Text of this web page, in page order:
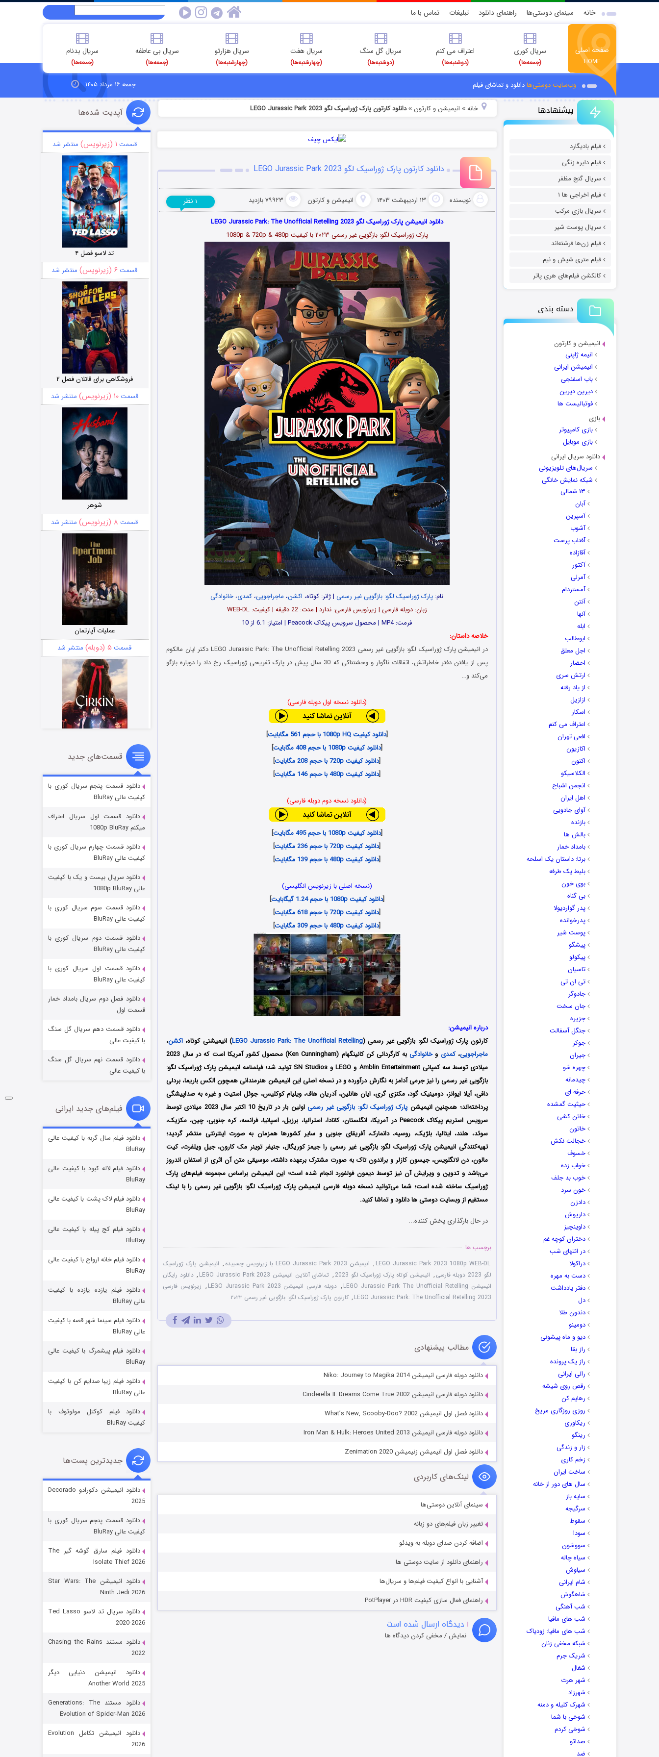
خانه سینمای دوستی‌ها راهنمای دانلود تبلیغات تماس با ما
صفحه اصلی
HOME
سریال کوری
(جمعه‌ها)
اعتراف می کنم
(دوشنبه‌ها)
سریال گل سنگ
(دوشنبه‌ها)
سریال هفت
(چهارشنبه‌ها)
سریال هزارتو
(چهارشنبه‌ها)
سریال بی عاطفه
(جمعه‌ها)
سریال بدنام
(جمعه‌ها)
وب‌سایت دوستی‌هادانلود و تماشای فیلم جمعه ۱۶ مرداد ۱۴۰۵
پیشنهادها
فیلم بادیگارد
فیلم دایره زنگی
سریال گنج مظفر
فیلم اخراجی ها ۱
سریال بازی مرکب
سریال پوست شیر
فیلم زن‌ها فرشته‌اند
فیلم متری شیش و نیم
کالکشن فیلم‌های هری پاتر
دسته بندی
انیمیشن و کارتون
انیمه ژاپنی
انیمیشن ایرانی
باب اسفنجی
دیرین دیرین
فوتبالیست ها
بازی
بازی کامپیوتر
بازی موبایل
دانلود سریال ایرانی
سریال‌های تلویزیونی
شبکه نمایش خانگی
۱۳ شمالی
آبان
آسپرین
آشوب
آفتاب پرست
آقازاده
آکتور
آمرلی
آمستردام
آنتن
آنها
ابله
ابوطالب
اجل معلق
احضار
ارتش سری
از یاد رفته
ازازیل
اسکار
اعتراف می کنم
افعی تهران
اکازیون
اکنون
الکلاسیکو
انجمن اشباح
اهل ایران
آوای جادویی
بازنده
بالش ها
بامداد خمار
برتا: داستان یک اسلحه
بلیط یک‌‌ طرفه
بوی خون
بی گناه
پدر گواردیولا
پدرخوانده
پوست شیر
پیشگو
پیکولو
تاسیان
تی ان تی
جادوگر
جان سخت
جزیره
جنگل آسفالت
جوکر
جیران
چهره شو
چیدمانه
حرفه ای
حیثیت گمشده
خائن کشی
خاتون
خجالت نکش
خسوف
خواب زده
خوب بد جلف
خون سرد
دادزن
داریوش
داوینچیز
دختران کوچه غم
در انتهای شب
دراکولا
دست به مهره
دفتر یادداشت
دل
دندون طلا
دومینو
دیو و ماه پیشونی
راز بقا
راز یک پرونده
رالی ایرانی
رقص روی شیشه
رهایم کن
روزی روزگاری مریخ
ریکاوری
رینگو
زار و زندگی
زخم کاری
ساخت ایران
سال های دور از خانه
سایه باز
سرگیجه
سقوط
سودا
سووشون
سیاه چاله
سیاوش
شام ایرانی
شاهگوش
شب آهنگی
شب های مافیا
شب های مافیا: زودیاک
شبکه مخفی زنان
شریک جرم
شغال
شهر هرت
شهرزاد
شهرک کلیله و دمنه
شوخی با شما
شوخی کردم
صداتو
ضد
خانه» انیمیشن و کارتون »دانلود کارتون پارک ژوراسیک لگو LEGO Jurassic Park 2023
دانلود کارتون پارک ژوراسیک لگو LEGO Jurassic Park 2023
نویسنده ۱۳ اردیبهشت ۱۴۰۳ انیمیشن و کارتون ۷۹۹۲۳ بازدید ۱ نظر
دانلود انیمیشن پارک ژوراسیک لگو LEGO Jurassic Park: The Unofficial Retelling 2023
پارک ژوراسیک لگو: بازگویی غیر رسمی ۲۰۲۳
با کیفیت 1080p & 720p & 480p
نام: پارک ژوراسیک لگو: بازگویی غیر رسمی | ژانر: کوتاه، اکشن، ماجراجویی، کمدی، خانوادگی
زبان: دوبله فارسی | زیرنویس فارسی: ندارد | مدت‌‌: 22 دقیقه | کیفیت: WEB-DL
فرمت: MP4 | محصول سرویس پیکاک Peacock | امتیاز: 6.1 از 10
خلاصه داستان:
در انیمیشنپارک ژوراسیک لگو: بازگویی غیر رسمی
LEGO Jurassic Park: The Unofficial Retelling 2023 دکتر ایان مالکوم
پس از یافتن دفتر خاطراتش، اتفاقات ناگوار و وحشتناکی که 30 سال پیش در پارک تفریحی ژوراسیک رخ داد را دوباره بازگو
می‌کند و…
(دانلود نسخه اول دوبله فارسی)
[دانلود کیفیت 1080p HQ با حجم 561 مگابایت
]
[دانلود کیفیت 1080p با حجم 408 مگابایت
]
[دانلود کیفیت 720p با حجم 208 مگابایت
]
[دانلود کیفیت 480p با حجم 146 مگابایت ]
(دانلود نسخه دوم دوبله فارسی)
[دانلود کیفیت 1080p با حجم 495 مگابایت
]
[دانلود کیفیت 720p با حجم 236 مگابایت
]
[دانلود کیفیت 480p با حجم 139 مگابایت ]
(نسخه اصلی با زیرنویس انگلیسی)
[دانلود کیفیت 1080p با حجم 1.24 گیگابایت
]
[دانلود کیفیت 720p با حجم 618 مگابایت
]
[دانلود کیفیت 480p با حجم 309 مگابایت ]
درباره انیمیشن:
کارتون پارک ژوراسیک لگو: بازگویی غیر رسمی(
LEGO Jurassic Park: The Unofficial Retelling) انیمیشنی کوتاه،اکشن،
ماجراجویی،کمدی وخانوادگی
به کارگردانی کن کانینگهام (Ken Cunningham) محصول کشور آمریکا است که در سال 2023
میلادی توسط سه کمپانی‌ Amblin Entertainment و LEGO و SN Studios تولید شد؛ فیلمنامه انیمیشن پارک ژوراسیک لگو:
بازگویی غیر رسمی را نیز جرمی آدامز به نگارش درآورده‌ و در نسخه اصلی این انیمیشن هنرمندانی همچون الکس باریما، بردلی
دافی، آیلا ایوانز، دومینیک گود، مکنزی گری، ایان هانلین، آدریان هاف، ویلیام کوکلیس، جوئل استیت و غیره به صداپیشگی
پرداخته‌اند؛ همچنین انیمیشن پارک ژوراسیک لگو: بازگویی غیر رسمی
اولین بار در تاریخ 10 اکتبر سال 2023 میلادی توسط
سرویس استریم پیکاک Peacock در آمریکا، انگلستان، کانادا، استرالیا، برزیل، اسپانیا، فرانسه، کره جنوبی، چین، مکزیک،
سوئد، هلند، ایتالیا، بلژیک، روسیه، دانمارک، آفریقای جنوبی و سایر کشورها همزمان به صورت اینترنتی منتشر گردید؛
تهیه‌کنندگی انیمیشن پارک ژوراسیک لگو: بازگویی غیر رسمیرا جیمز کوریگال، جنیفر توینر مک کارون، جیل ویلفرت، کیت
مالون، دن لانگلویس، جیسون کازلر و براندون تاک به صورت مشترک برعهده داشته‌، موسیقی متن آن اثری از استفان اندروز
می‌باشد و تدوین و ویرایش آن نیز توسط دیمون فولفورد انجام شده است؛ این انیمیشن براساس مجموعه فیلم‌های پارک
ژوراسیک ساخته شده است؛ شما می‌توانید نسخه دوبله فارسی انیمیشنپارک ژوراسیک لگو: بازگویی غیر رسمیرا با لینک
مستقیم از وبسایت دوستی ها دانلود و تماشا کنید.
در حال بارگذاری پخش کننده...
برچسب ها
LEGO Jurassic Park 2023 1080p WEB-DL
, انیمیشن LEGO Jurassic Park 2023 با زیرنویس چسبیده , انیمیشن پارک ژوراسیک
لگو 2023 دوبله فارسی
, انیمیشن کوتاه پارک ژوراسیک لگو 2023 , تماشای آنلاین انیمیشن LEGO Jurassic Park 2023 , دانلود رایگان
انیمیشن LEGO Jurassic Park The Unofficial Retelling
, دوبله فارسی انیمیشن LEGO Jurassic Park 2023 , زیرنویس فارسی
LEGO Jurassic Park: The Unofficial Retelling 2023
, کارتون پارک ژوراسیک لگو: بازگویی غیر رسمی ۲۰۲۳
مطالب پیشنهادی
دانلود دوبله فارسی انیمیشن Niko: Journey to Magika 2014
دانلود دوبله فارسی انیمیشن Cinderella II: Dreams Come True 2002
دانلود فصل اول انیمیشن What’s New, Scooby-Doo? 2002
دانلود دوبله فارسی انیمیشن Iron Man & Hulk: Heroes United 2013
دانلود فصل اول انیمیشن زنیمیشن Zenimation 2020
لینک‌های کاربردی
سینمای آنلاین دوستی‌ها
تغییر زبان فیلم‌های دو زبانه
اضافه کردن صدای دوبله به ویدئو
راهنمای دانلود از سایت دوستی ها
آشنایی با انواع کیفیت فیلم‌ها و سریال‌ها
راهنمای فعال سازی کیفیت HDR در PotPlayer
۱ دیدگاه ارسال شده است
نمایش / مخفی کردن دیدگاه ها
آپدیت شده‌ها
قسمت ۱ (زیرنویس) منتشر شد
تد لاسو فصل ۴
قسمت ۶ (زیرنویس) منتشر شد
فروشگاهی برای قاتلان فصل ۲
قسمت۱۰ (زیرنویس) منتشر شد
شوهر
قسمت ۸ (زیرنویس) منتشر شد
عملیات آپارتمان
قسمت ۵ (دوبله) منتشر شد
سریال زشت
قسمت۲ (زیرنویس) منتشر شد
مردگان متحرک: شهر مرده ۳
شکست استوارت در نجات جهان
قسمت ۷ (زیرنویس) منتشر شد
شوگر فصل ۲
قسمت
خاندان اژدها فصل ۳
جادوگری در مغولستان
قسمت ۶ (زیرنویس)
رویایی برای تو
قسمت
قسمت‌های جدید
دانلود قسمت پنجم سریال کوری با
کیفیت عالی BluRay
دانلود قسمت اول سریال اعتراف
میکنم 1080p BluRay
دانلود قسمت چهارم سریال کوری با
کیفیت عالی BluRay
دانلود سریال بیست و یک با کیفیت
عالی 1080p BluRay
دانلود قسمت سوم سریال کوری با
کیفیت عالی BluRay
دانلود قسمت دوم سریال کوری با
کیفیت عالی BluRay
دانلود قسمت اول سریال کوری با
کیفیت عالی BluRay
دانلود فصل دوم سریال بامداد خمار
قسمت اول
دانلود قسمت دهم سریال گل سنگ
با کیفیت عالی
دانلود قسمت نهم سریال گل سنگ
با کیفیت عالی
فیلم‌های جدید ایرانی
دانلود فیلم سال گربه با کیفیت عالی
BluRay
دانلود فیلم لاله کبود با کیفیت عالی
BluRay
دانلود فیلم لاک پشت با کیفیت عالی
BluRay
دانلود فیلم کج‌ پیله با کیفیت عالی
BluRay
دانلود فیلم خانه ارواح با کیفیت عالی
BluRay
دانلود فیلم یازده یازده با کیفیت
عالی BluRay
دانلود فیلم سینما شهر قصه با کیفیت
عالی BluRay
دانلود فیلم پیشمرگ با کیفیت عالی
BluRay
دانلود فیلم زیبا صدایم کن با کیفیت
عالی BluRay
دانلود فیلم کوکتل مولوتوف با
کیفیت BluRay
جدیدترین پست‌ها
دانلود انیمیشن دکورادو Decorado
2025
دانلود قسمت پنجم سریال کوری با
کیفیت عالی BluRay
دانلود فیلم سارق گوشه گیر The
Isolate Thief 2026
دانلود انیمیشن Star Wars: The
Ninth Jedi 2026
دانلود سریال تد لاسو Ted Lasso
2020-2026
دانلود مستند Chasing the Rains
2022
دانلود انیمیشن دنیایی دیگر
Another World 2025
دانلود مستند Generations: The
Evolution of Spider-Man 2026
دانلود انیمیشن تکامل Evolution
2026